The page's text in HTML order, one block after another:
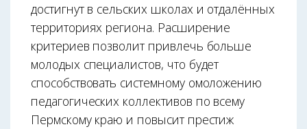
достигнут в сельских школах и отдалённых
территориях региона. Расширение
критериев позволит привлечь больше
молодых специалистов, что будет
способствовать системному омоложению
педагогических коллективов по всему
Пермскому краю и повысит престиж